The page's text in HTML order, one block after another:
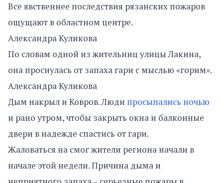
Все явственнее последствия рязанских пожаров
ощущают в областном центре.
Александра Куликова
По словам одной из жительниц улицы Лакина,
она проснулась от запаха гари с мыслью «горим».
Александра Куликова
Дым накрыл и Ковров. Люди просыпались ночью
и рано утром, чтобы закрыть окна и балконные
двери в надежде спастись от гари.
Жаловаться на смог жители региона начали в
начале этой недели. Причина дыма и